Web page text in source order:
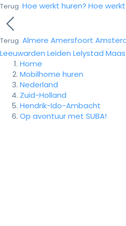
Terug Hoe werkt huren? Hoe
Terug Almere Amersfoort
Leeuwarden Leiden Lelystad
Home
Mobilhome huren
Nederland
Zuid-Holland
Hendrik-Ido-Ambacht
Op avontuur met SUBA!